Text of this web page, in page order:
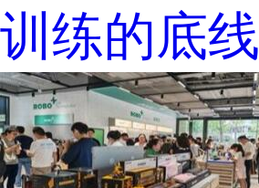
训练的底线